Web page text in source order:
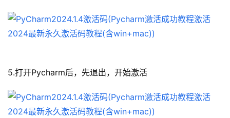
5.打开Pycharm后，先退出，开始激活